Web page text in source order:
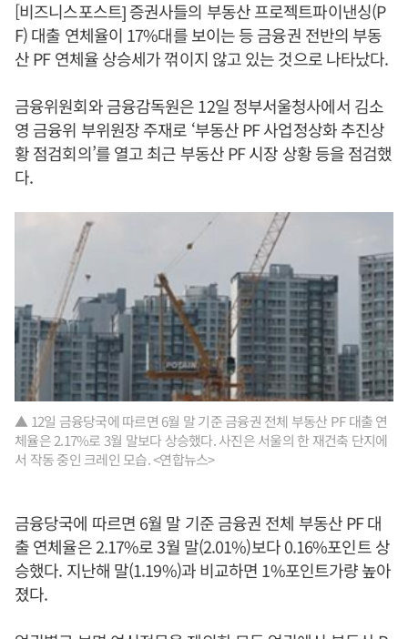
[비즈니스포스트] 증권사들의 부동산 프로젝트파이낸싱(P
F) 대출 연체율이 17%대를 보이는 등 금융권 전반의 부동
산 PF 연체율 상승세가 꺾이지 않고 있는 것으로 나타났다.
금융위원회와 금융감독원은 12일 정부서울청사에서 김소
영 금융위 부위원장 주재로 ‘부동산 PF 사업정상화 추진상
황 점검회의’를 열고 최근 부동산 PF 시장 상황 등을 점검했
다.
▲ 12일 금융당국에 따르면 6월 말 기준 금융권 전체 부동산 PF 대출 연
체율은 2.17%로 3월 말보다 상승했다. 사진은 서울의 한 재건축 단지에
서 작동 중인 크레인 모습. <연합뉴스>
금융당국에 따르면 6월 말 기준 금융권 전체 부동산 PF 대
출 연체율은 2.17%로 3월 말(2.01%)보다 0.16%포인트 상
승했다. 지난해 말(1.19%)과 비교하면 1%포인트가량 높아
졌다.